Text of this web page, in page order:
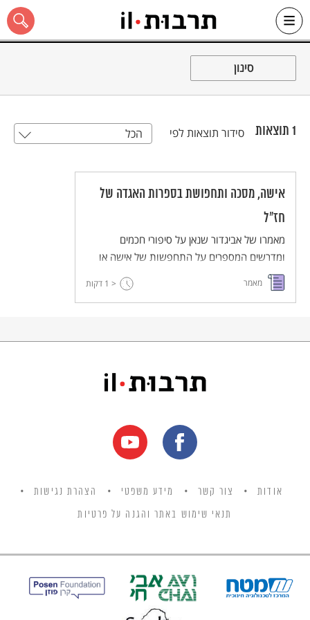
Skip
כל האתר
סינון
1 תוצאות סידור תוצאות לפי הכל
אישה, מסכה ותחפושת בספרות האגדה של
חז"ל
מאמרו של אביגדור שנאן על סיפורי חכמים
ומדרשים המספרים על התחפשות של אישה או
לאישה. המשותף לכל הסיפורים הללו הוא
שהתחפושת היא נשקו של החלש.
מאמר < 1 דקות
אודות צור קשר מידע משפטי הצהרת נגישות
תנאי שימוש באתר והגנה על פרטיות